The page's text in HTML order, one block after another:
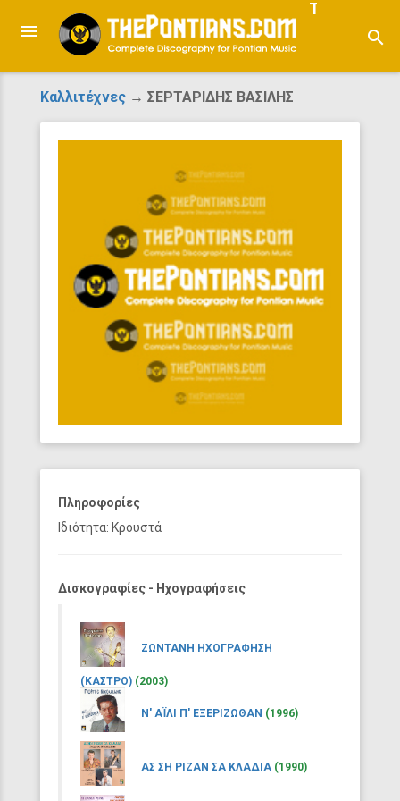
search
Καλλιτέχνες → ΣΕΡΤΑΡΙΔΗΣ ΒΑΣΙΛΗΣ
Πληροφορίες
Ιδιότητα: Κρουστά
Δισκογραφίες - Ηχογραφήσεις
ΖΩΝΤΑΝΗ ΗΧΟΓΡΑΦΗΣΗ
(ΚΑΣΤΡΟ) (2003)
Ν' ΑΪΛΙ Π' ΕΞΕΡΙΖΩΘΑΝ (1996)
ΑΣ ΣΗ ΡΙΖΑΝ ΣΑ ΚΛΑΔΙΑ (1990)